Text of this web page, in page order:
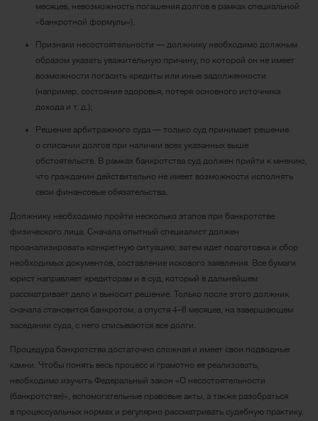
месяцев, невозможность погашения долгов в рамках специальной
«банкротной формулы»).
Признаки несостоятельности — должнику необходимо должным
образом указать уважительную причину, по которой он не имеет
возможности погасить кредиты или иные задолженности
(например, состояние здоровья, потеря основного источника
дохода и т. д.);
Решение арбитражного суда — только суд принимает решение
о списании долгов при наличии всех указанных выше
обстоятельств. В рамках банкротства суд должен прийти к мнению,
что гражданин действительно не имеет возможности исполнять
свои финансовые обязательства.
Должнику необходимо пройти несколько этапов при банкротстве
физического лица. Сначала опытный специалист должен
проанализировать конкретную ситуацию, затем идет подготовка и сбор
необходимых документов, составление искового заявления. Все бумаги
юрист направляет кредиторам и в суд, который в дальнейшем
рассматривает дело и выносит решение. Только после этого должник
сначала становится банкротом, а спустя 4–6 месяцев, на завершающем
заседании суда, с него списываются все долги.
Процедура банкротства достаточно сложная и имеет свои подводные
камни. Чтобы понять весь процесс и грамотно ее реализовать,
необходимо изучить Федеральный закон «О несостоятельности
(банкротстве)», вспомогательные правовые акты, а также разобраться
в процессуальных нормах и регулярно рассматривать судебную практику.